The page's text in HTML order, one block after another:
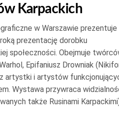
Karpackich
w Warszawie prezentuje
prezentację dorobku
społeczności. Obejmuje
Epifaniusz Drowniak
artystki i artystów
Wystawa przywraca
także Rusinami